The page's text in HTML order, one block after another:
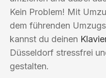
Kein Problem! Mit
dem führenden
kannst du deinen
Düsseldorf stressfrei
gestalten.